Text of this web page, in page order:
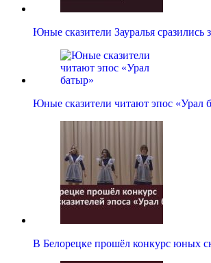
Юные сказители Зауралья
Юные сказители читают эпос «Урал
В Белорецке прошёл конкурс юных